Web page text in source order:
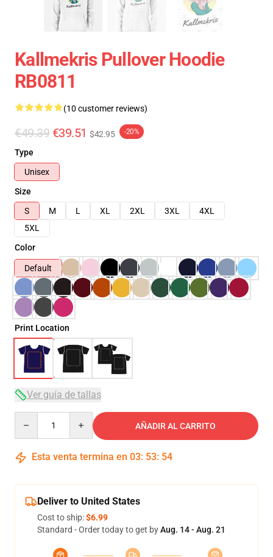
Kallmekris Pullover Hoodie
RB0811
(10 customer reviews)
€49.39 €39.51 $42.95 -20%
Type
Unisex
Size
S
M L XL 2XL 3XL
4XL
5XL
Color
Default
Print Location
Ver guía de tallas
AÑADIR AL CARRITO
Esta venta termina en 03: 53: 53
Deliver to United States
Cost to ship:$6.99
Standard - Order today to get byAug. 14 - Aug. 21